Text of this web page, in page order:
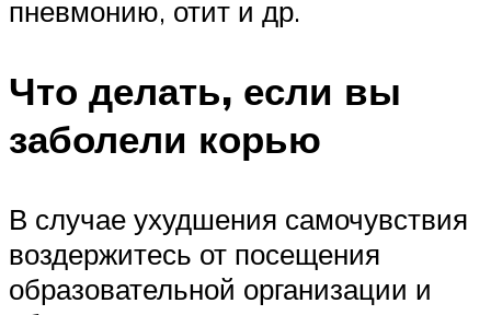
пневмонию, отит и др.
Что делать, если вы
заболели корью
В случае ухудшения самочувствия
воздержитесь от посещения
образовательной организации и